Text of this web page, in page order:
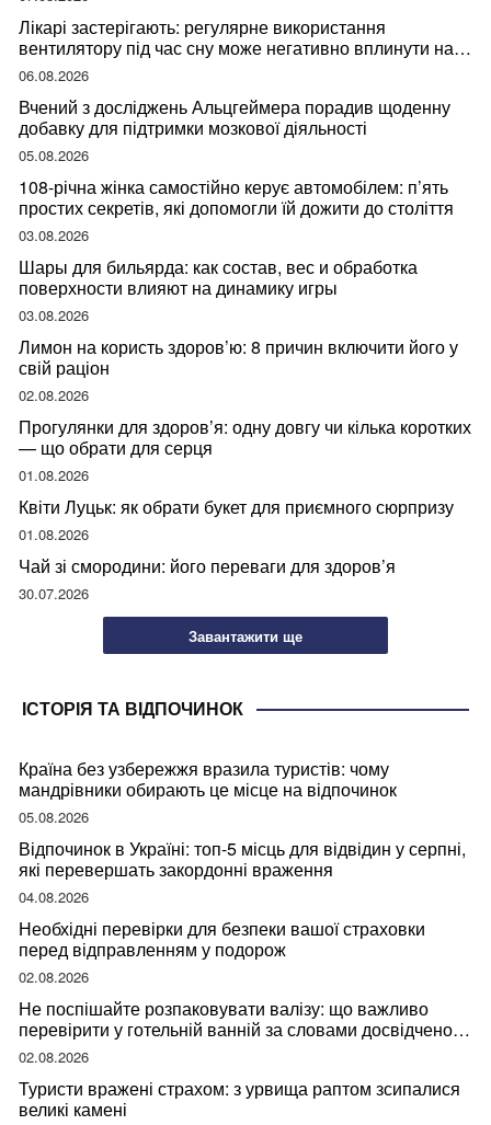
Лікарі застерігають: регулярне використання
вентилятору під час сну може негативно вплинути на
ваше здоров’я
06.08.2026
Вчений з досліджень Альцгеймера порадив щоденну
добавку для підтримки мозкової діяльності
05.08.2026
108-річна жінка самостійно керує автомобілем: п’ять
простих секретів, які допомогли їй дожити до століття
03.08.2026
Шары для бильярда: как состав, вес и обработка
поверхности влияют на динамику игры
03.08.2026
Лимон на користь здоров’ю: 8 причин включити його у
свій раціон
02.08.2026
Прогулянки для здоров’я: одну довгу чи кілька коротких
— що обрати для серця
01.08.2026
Квіти Луцьк: як обрати букет для приємного сюрпризу
01.08.2026
Чай зі смородини: його переваги для здоров’я
30.07.2026
Завантажити ще
ІСТОРІЯ ТА ВІДПОЧИНОК
Країна без узбережжя вразила туристів: чому
мандрівники обирають це місце на відпочинок
05.08.2026
Відпочинок в Україні: топ-5 місць для відвідин у серпні,
які перевершать закордонні враження
04.08.2026
Необхідні перевірки для безпеки вашої страховки
перед відправленням у подорож
02.08.2026
Не поспішайте розпаковувати валізу: що важливо
перевірити у готельній ванній за словами досвідченої
мандрівниці
02.08.2026
Туристи вражені страхом: з урвища раптом зсипалися
великі камені